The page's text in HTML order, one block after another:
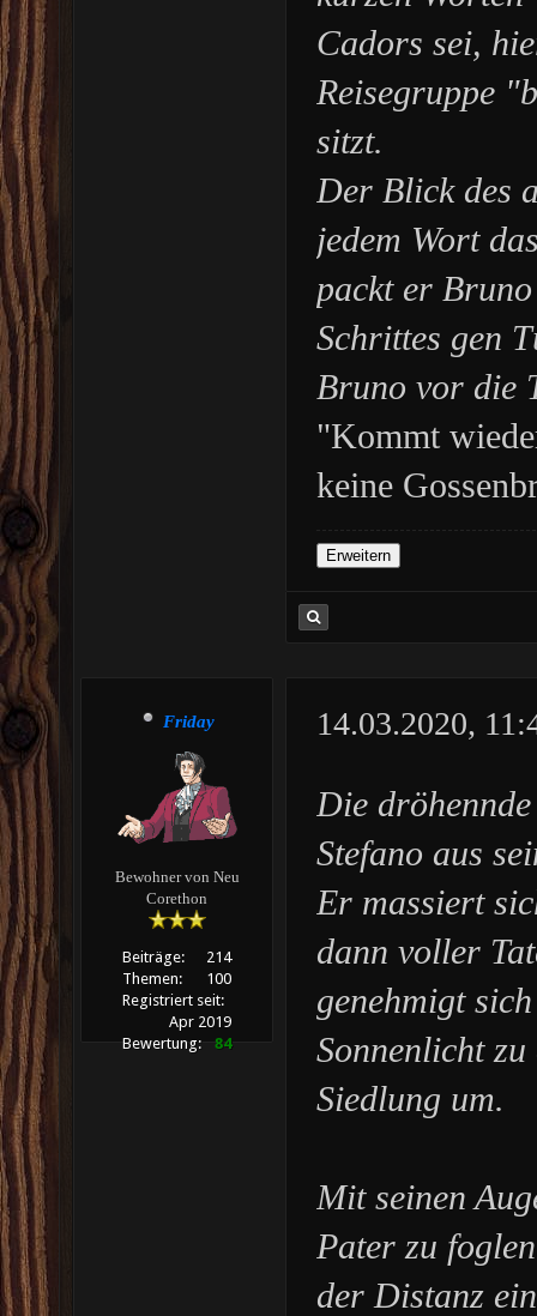
Cadors sei,
Reisegruppe
sitzt.
Der Blick des
jedem Wort
packt er
Schrittes gen
Bruno vor die
"Kommt
keine
Friday
Bewohner von Neu
Corethon
Beiträge:
214
Themen:
100
Registriert seit:
Apr 2019
Bewertung:
84
14.03.2020,
Die
Stefano aus
Er massiert
dann voller
genehmigt
Sonnenlicht
Siedlung um.
Mit seinen
Pater zu
der Distanz